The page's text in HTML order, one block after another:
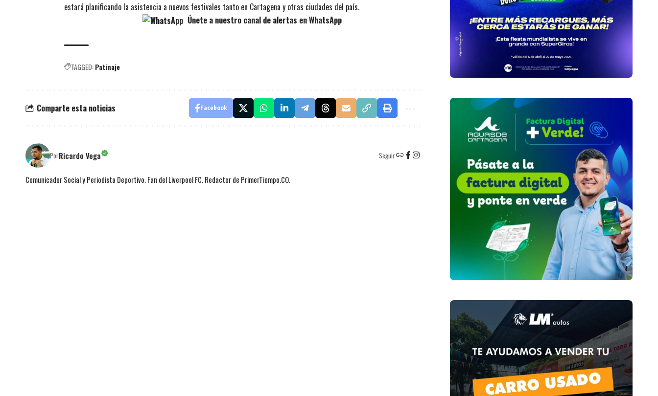
estará planificando la asistencia a nuevos festivales tanto en Cartagena y otras ciudades del país.
Únete a nuestro canal de alertas en WhatsApp
TAGGED:Patinaje
Comparte esta noticias Facebook
PorRicardo Vega Seguir
Comunicador Social y Periodista Deportivo. Fan del Liverpool FC. Redactor de PrimerTiempo.CO.